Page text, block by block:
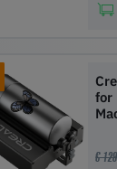
for
€